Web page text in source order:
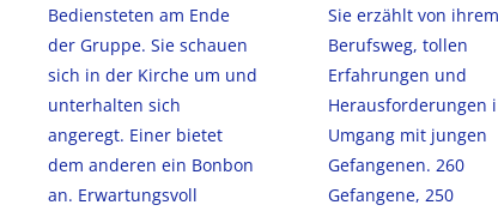
Bediensteten am Ende
der Gruppe. Sie schauen
sich in der Kirche um und
unterhalten sich
angeregt. Einer bietet
dem anderen ein Bonbon
an. Erwartungsvoll
Sie erzählt von ihrem
Berufsweg, tollen
Erfahrungen und
Herausforderungen
Umgang mit jungen
Gefangenen. 260
Gefangene, 250